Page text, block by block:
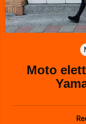
Moto